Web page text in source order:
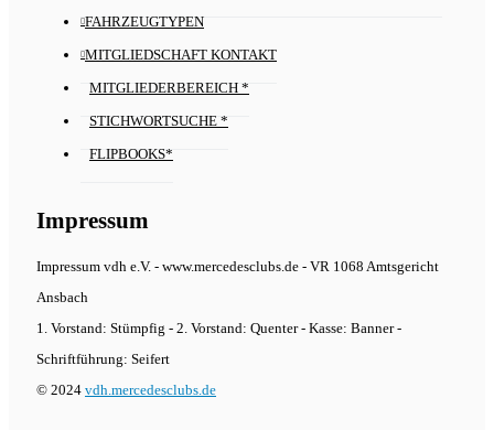
FAHRZEUGTYPEN
MITGLIEDSCHAFT KONTAKT
MITGLIEDERBEREICH *
STICHWORTSUCHE *
FLIPBOOKS*
Impressum
Impressum vdh e.V. - www.mercedesclubs.de - VR 1068 Amtsgericht
Ansbach
1. Vorstand: Stümpfig - 2. Vorstand: Quenter - Kasse: Banner -
Schriftführung: Seifert
© 2024 vdh.mercedesclubs.de